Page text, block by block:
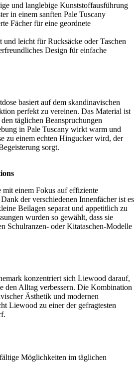
und langlebige Kunststoffausführung
in einem sanften Pale Tuscany
Fächer für eine geordnete
und leicht für Rucksäcke oder Taschen
Design für einfache
basiert auf dem skandinavischen
perfekt zu vereinen. Das Material ist
täglichen Beanspruchungen
in Pale Tuscany wirkt warm und
zu einem echten Hingucker wird, der
sorgt.
einem Fokus auf effiziente
der verschiedenen Innenfächer ist es
Beilagen separat und appetitlich zu
wurden so gewählt, dass sie
Schulranzen- oder Kitataschen-Modelle
konzentriert sich Liewood darauf,
den Alltag verbessern. Die Kombination
Ästhetik und modernen
Liewood zu einer der gefragtesten
Möglichkeiten im täglichen